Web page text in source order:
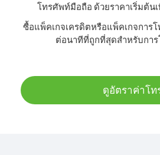
โทรศัพท์มือถือ ด้วยราคาเริ่มต้นเ
ซื้อแพ็คเกจเครดิตหรือแพ็คเกจการ
ต่อนาทีที่ถูกที่สุดสำหรับการ
ดูอัตราค่าโท